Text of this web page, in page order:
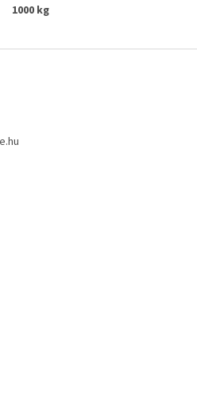
1000 kg